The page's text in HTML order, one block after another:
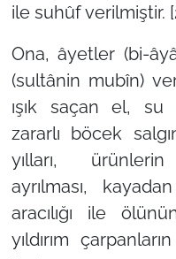
ile suhûf verilmiştir.
Ona, âyetler (bi-
(sultânin mubîn)
ışık saçan el, su
zararlı böcek
yılları, ürünlerin
ayrılması,
aracılığı ile
yıldırım